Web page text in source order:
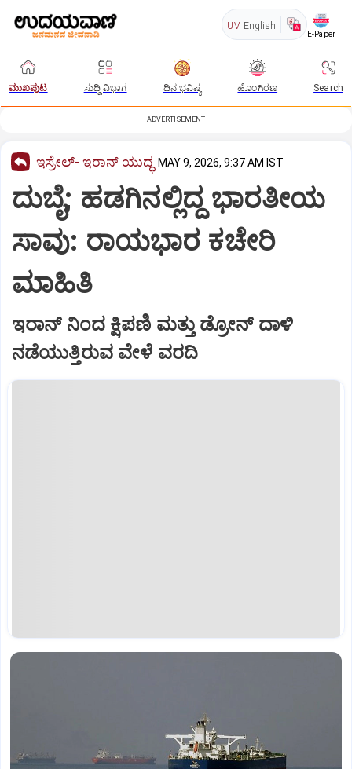
UV English
E-Paper
ಮುಖಪುಟ ಸುದ್ದಿ ವಿಭಾಗ ದಿನ ಭವಿಷ್ಯ ಹೊಂಗಿರಣ Search
ADVERTISEMENT
ಇಸ್ರೇಲ್- ಇರಾನ್‌ ಯುದ್ಧ MAY 9, 2026, 9:37 AM IST
ದುಬೈ; ಹಡಗಿನಲ್ಲಿದ್ದ ಭಾರತೀಯ
ಸಾವು: ರಾಯಭಾರ ಕಚೇರಿ
ಮಾಹಿತಿ
ಇರಾನ್‌ ನಿಂದ ಕ್ಷಿಪಣಿ ಮತ್ತು ಡ್ರೋನ್‌ ದಾಳಿ
ನಡೆಯುತ್ತಿರುವ ವೇಳೆ ವರದಿ